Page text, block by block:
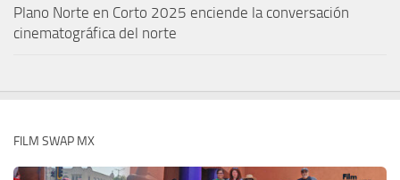
Plano Norte en Corto 2025 enciende la conversación
cinematográfica del norte
FILM SWAP MX